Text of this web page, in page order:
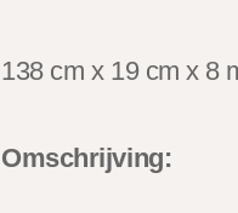
138 cm x 19 cm x 8
Omschrijving: